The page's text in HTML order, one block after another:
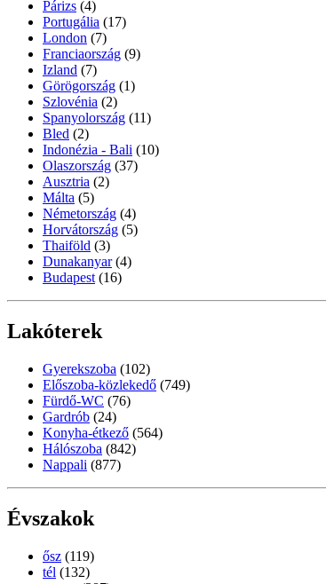
Párizs (4)
Portugália (17)
London (7)
Franciaország (9)
Izland (7)
Görögország (1)
Szlovénia (2)
Spanyolország (11)
Bled (2)
Indonézia - Bali (10)
Olaszország (37)
Ausztria (2)
Málta (5)
Németország (4)
Horvátország (5)
Thaiföld (3)
Dunakanyar (4)
Budapest (16)
Lakóterek
Gyerekszoba (102)
Előszoba-közlekedő (749)
Fürdő-WC (76)
Gardrób (24)
Konyha-étkező (564)
Hálószoba (842)
Nappali (877)
Évszakok
ősz (119)
tél (132)